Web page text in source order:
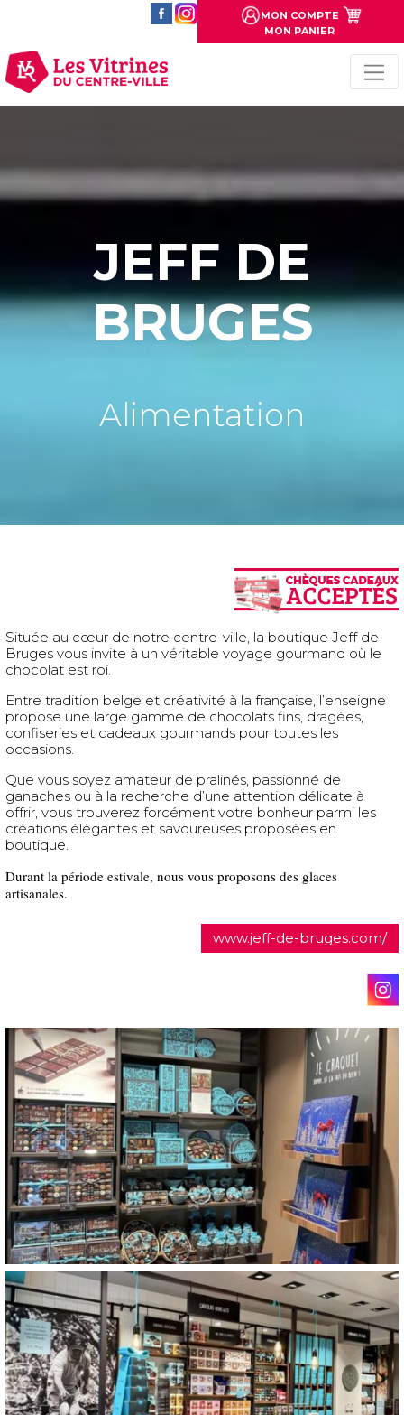
MON COMPTE
MON PANIER
JEFF DE
BRUGES
Alimentation
Située au cœur de notre centre-ville, la boutique Jeff de
Bruges vous invite à un véritable voyage gourmand où le
chocolat est roi.
Entre tradition belge et créativité à la française, l’enseigne
propose une large gamme de chocolats fins, dragées,
confiseries et cadeaux gourmands pour toutes les
occasions.
Que vous soyez amateur de pralinés, passionné de
ganaches ou à la recherche d’une attention délicate à
offrir, vous trouverez forcément votre bonheur parmi les
créations élégantes et savoureuses proposées en
boutique.
Durant la période estivale, nous vous proposons des glaces
artisanales.
www.jeff-de-bruges.com/